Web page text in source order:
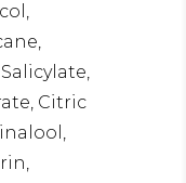
Citric